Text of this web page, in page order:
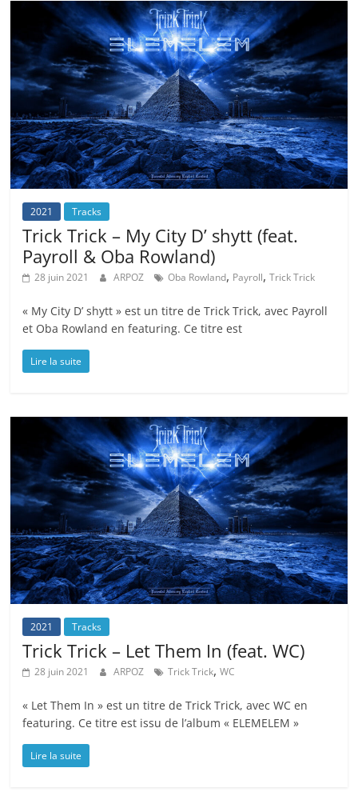
2021 Tracks
Trick Trick – My City D’ shytt (feat.
Payroll & Oba Rowland)
28 juin 2021 ARPOZ Oba Rowland, Payroll,Trick Trick
« My City D’ shytt » est un titre de Trick Trick, avec Payroll
et Oba Rowland en featuring. Ce titre est
Lire la suite
2021 Tracks
Trick Trick – Let Them In (feat. WC)
28 juin 2021 ARPOZ Trick Trick,WC
« Let Them In » est un titre de Trick Trick, avec WC en
featuring. Ce titre est issu de l’album « ELEMELEM »
Lire la suite